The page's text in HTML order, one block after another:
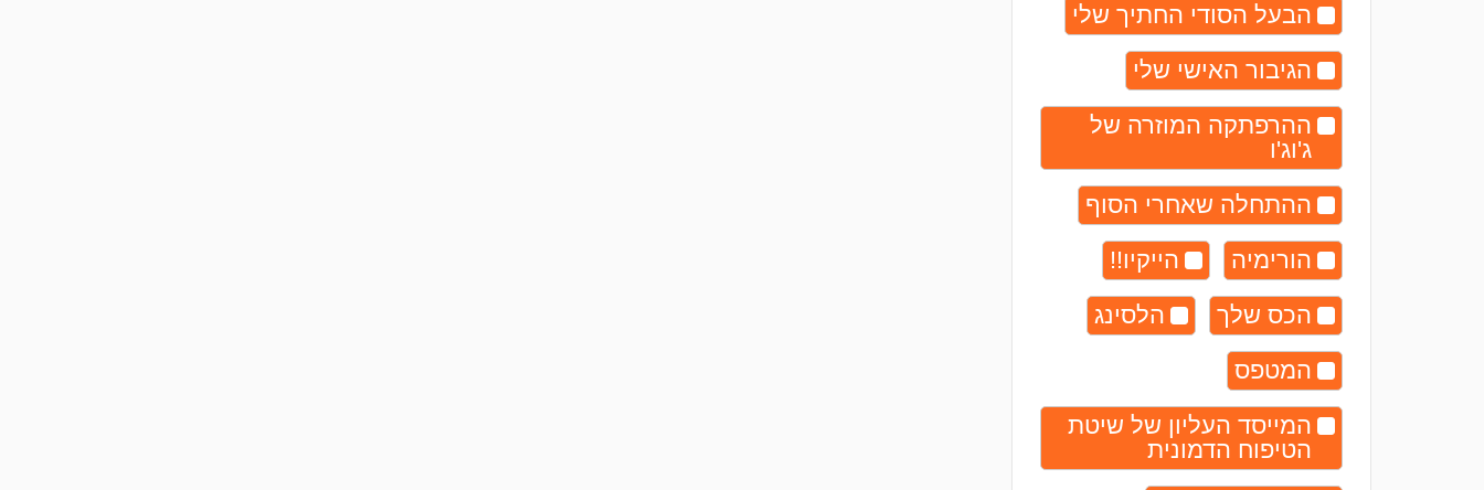
הבעל הסודי החתיך שלי
הגיבור האישי שלי
ההרפתקה המוזרה של
ג'וג'ו
ההתחלה שאחרי הסוף
הורימיה
הייקיו!!
הכס שלך
הלסינג
המטפס
המייסד העליון של שיטת
הטיפוח הדמונית